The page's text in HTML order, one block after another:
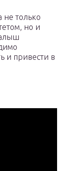
не только
но и
и привести в